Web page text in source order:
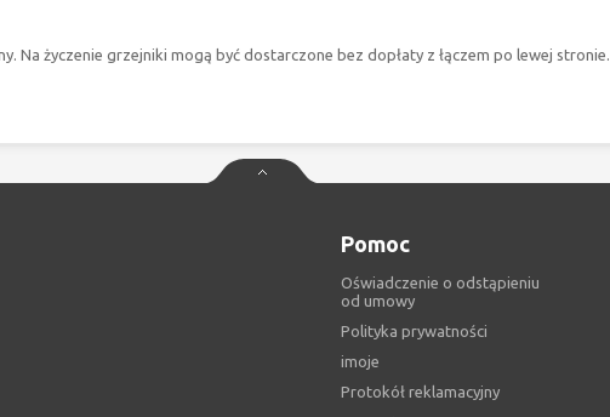
Na życzenie grzejniki mogą być dostarczone bez dopłaty z łączem po lewej stronie.
Pomoc
Oświadczenie o odstąpieniu
od umowy
Polityka prywatności
imoje
Protokół reklamacyjny